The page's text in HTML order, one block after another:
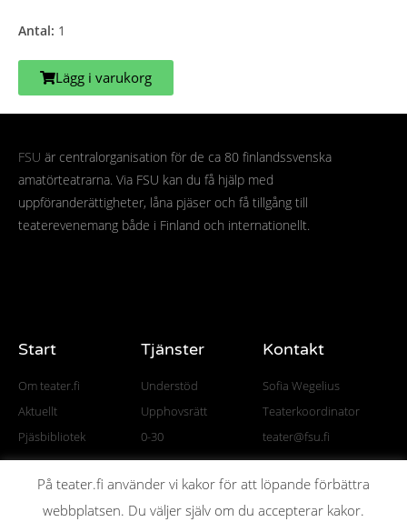
Antal: 1
Lägg i varukorg
FSU är centralorganisation för de ca 80 finlandssvenska
amatörteatrarna. Via FSU kan du få hjälp med
uppföranderättigheter, låna pjäser och få tillgång till
teaterevenemang både i Finland och internationellt.
Start
Om teater.fi
Aktuellt
Pjäsbibliotek
Tjänster
Understöd
Upphovsrätt
0-30
Kontakt
Sofia Wegelius
Teaterkoordinator
teater@fsu.fi
© All rights reserved
På teater.fi använder vi kakor för att löpande förbättra
webbplatsen. Du väljer själv om du accepterar kakor.